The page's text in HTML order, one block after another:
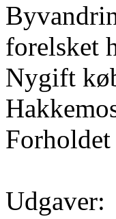
forelsket
Nygift
Udgaver: